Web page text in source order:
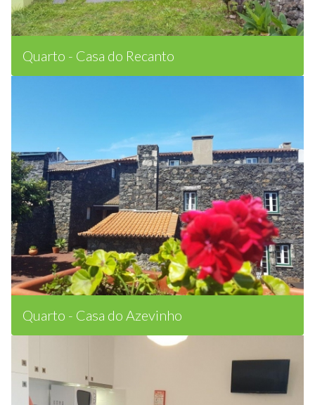
Quarto - Casa do Recanto
Quarto - Casa do Azevinho